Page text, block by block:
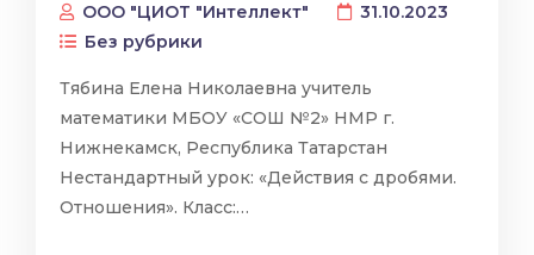
ООО "ЦИОТ "Интеллект"
31.10.2023
Без рубрики
Тябина Елена Николаевна учитель
математики МБОУ «СОШ №2» НМР г.
Нижнекамск, Республика Татарстан
Нестандартный урок: «Действия с дробями.
Отношения». Класс:…